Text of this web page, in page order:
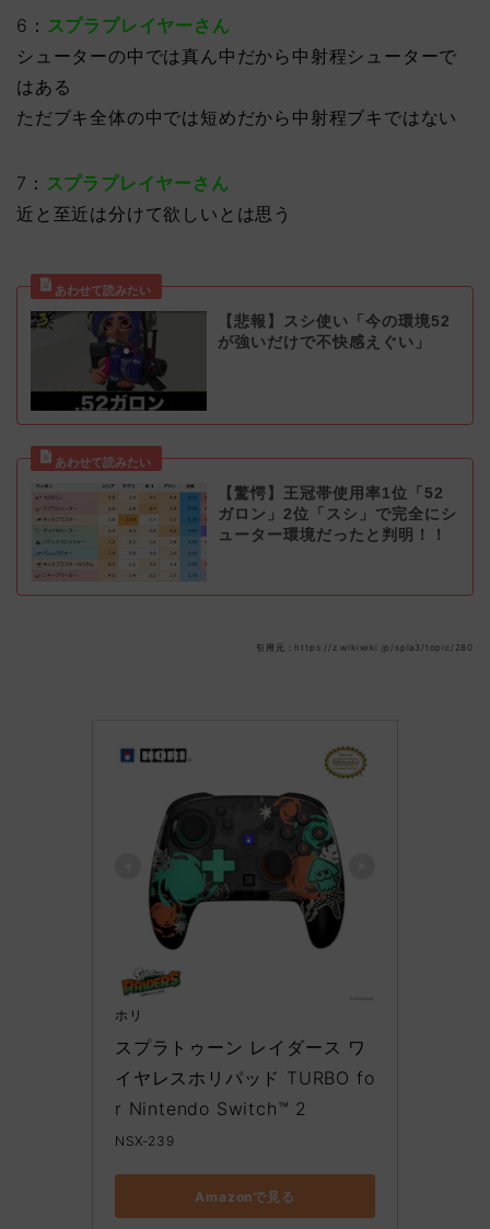
6： スプラプレイヤーさん
シューターの中では真ん中だから中射程シューターで
はある
ただブキ全体の中では短めだから中射程ブキではない
7： スプラプレイヤーさん
近と至近は分けて欲しいとは思う
【悲報】スシ使い「今の環境52
が強いだけで不快感えぐい」
【驚愕】王冠帯使用率1位「52
ガロン」2位「スシ」で完全にシ
ューター環境だったと判明！！
引用元：https://z.wikiwiki.jp/spla3/topic/280
ホリ
スプラトゥーン レイダース ワ
イヤレスホリパッド TURBO fo
r Nintendo Switch™ 2
NSX-239
Amazonで見る